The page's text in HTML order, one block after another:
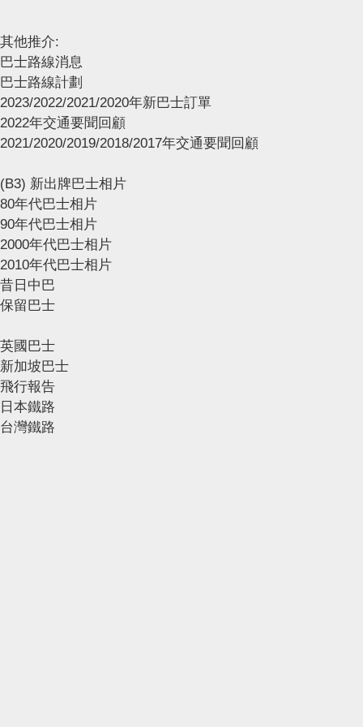
其他推介:
巴士路線消息
巴士路線計劃
2023/2022/2021/2020年新巴士訂單
2022年交通要聞回顧
2021/2020/2019/2018/2017年交通要聞回顧
(B3) 新出牌巴士相片
80年代巴士相片
90年代巴士相片
2000年代巴士相片
2010年代巴士相片
昔日中巴
保留巴士
英國巴士
新加坡巴士
飛行報告
日本鐵路
台灣鐵路